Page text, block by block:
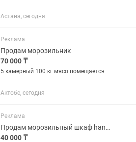
Астана, сегодня
Реклама
Продам морозильник
70 000 ₸
5 камерный 100 кг мясо помещается
Актобе, сегодня
Реклама
Продам морозильный шкаф hansa
40 000 ₸